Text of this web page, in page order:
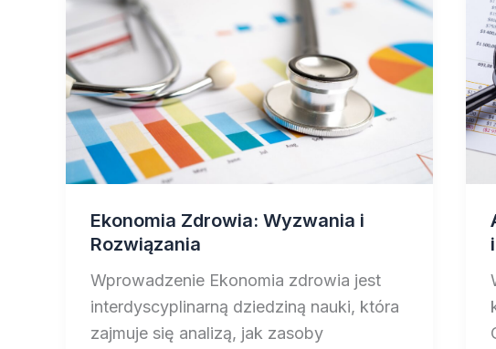
Ekonomia Zdrowia: Wyzwania i
Rozwiązania
Wprowadzenie Ekonomia zdrowia jest
interdyscyplinarną dziedziną nauki, która
zajmuje się analizą, jak zasoby